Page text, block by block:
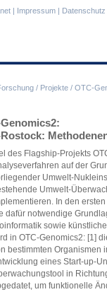
/ Projekte / OTC-
| Impressum | Datenschutz
des Flagship-Projekts
auf der
Umwelt-
Umwelt-
In den
dafür notwendige
sowie
in OTC-Genomics2: [1]
bestimmten Organismen
eines Start-up-
in
um funktionelle